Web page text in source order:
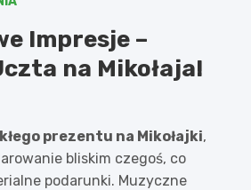
Impresje –
na Mikołaja!
prezentu na Mikołajki,
bliskim czegoś, co
podarunki. Muzyczne